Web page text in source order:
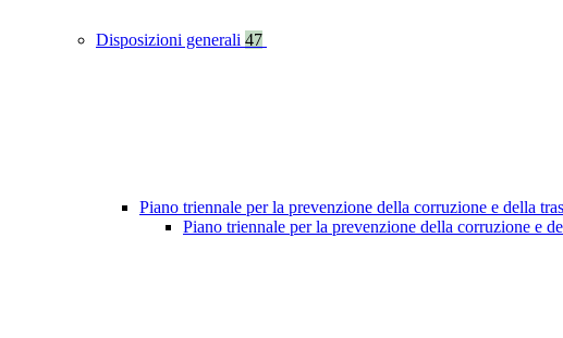
Disposizioni generali 47
Piano triennale per la prevenzione della corruzione e della
Piano triennale per la prevenzione della corruzione e